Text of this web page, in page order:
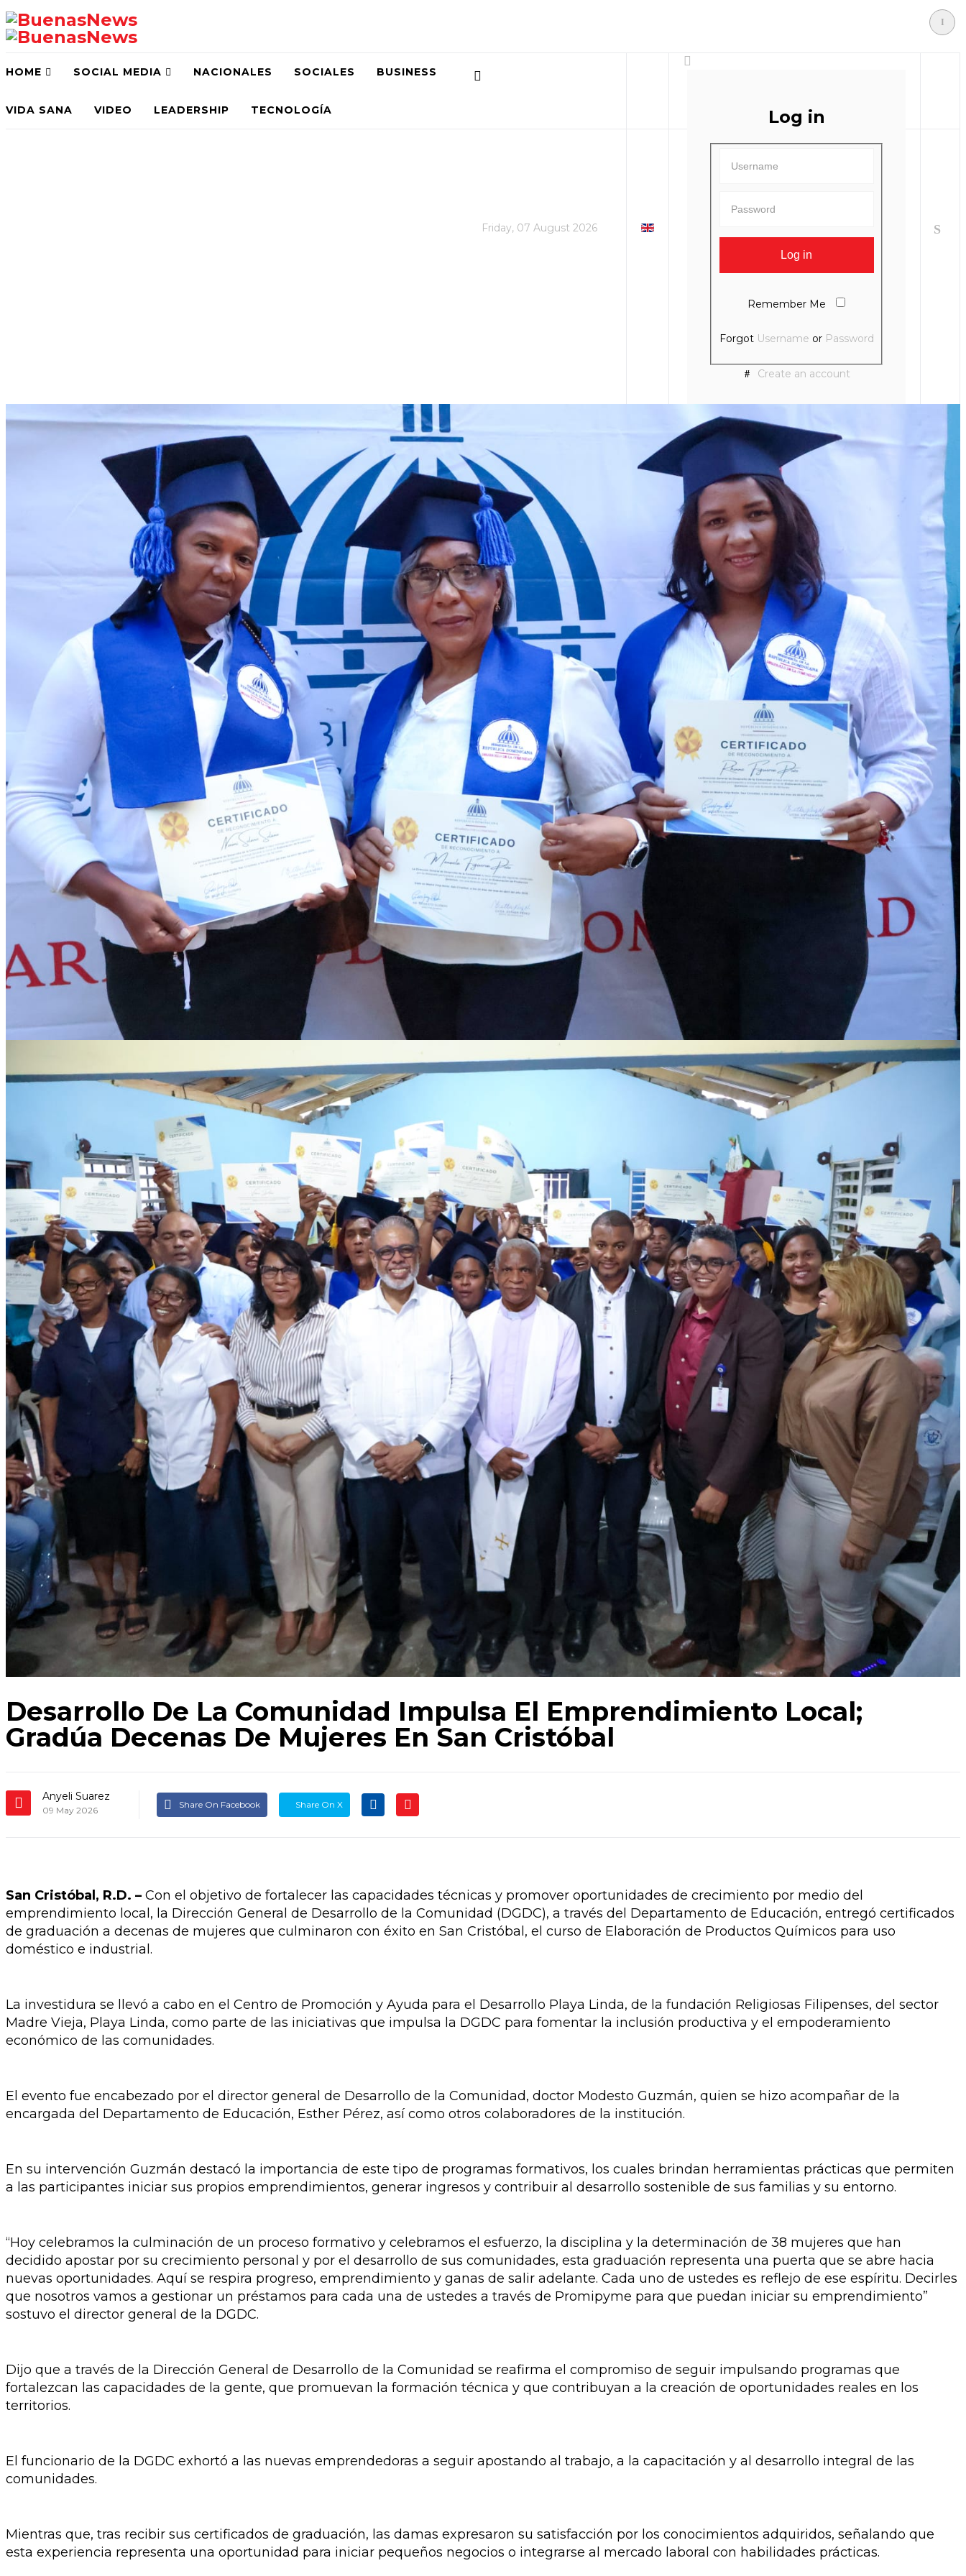
Friday, 07 August 2026
Log in
Remember Me
Forgot Username or Password
Create an account
HOME SOCIAL MEDIA NACIONALES SOCIALES BUSINESS
VIDA SANA VIDEO LEADERSHIP TECNOLOGÍA
Desarrollo De La Comunidad Impulsa El Emprendimiento Local;
Gradúa Decenas De Mujeres En San Cristóbal
Anyeli Suarez
09 May 2026
Share On Facebook Share On X
San Cristóbal, R.D. – Con el objetivo de fortalecer las capacidades técnicas y promover oportunidades de crecimiento por medio del
emprendimiento local, la Dirección General de Desarrollo de la Comunidad (DGDC), a través del Departamento de Educación, entregó certificados
de graduación a decenas de mujeres que culminaron con éxito en San Cristóbal, el curso de Elaboración de Productos Químicos para uso
doméstico e industrial.
La investidura se llevó a cabo en el Centro de Promoción y Ayuda para el Desarrollo Playa Linda, de la fundación Religiosas Filipenses, del sector
Madre Vieja, Playa Linda, como parte de las iniciativas que impulsa la DGDC para fomentar la inclusión productiva y el empoderamiento
económico de las comunidades.
El evento fue encabezado por el director general de Desarrollo de la Comunidad, doctor Modesto Guzmán, quien se hizo acompañar de la
encargada del Departamento de Educación, Esther Pérez, así como otros colaboradores de la institución.
En su intervención Guzmán destacó la importancia de este tipo de programas formativos, los cuales brindan herramientas prácticas que permiten
a las participantes iniciar sus propios emprendimientos, generar ingresos y contribuir al desarrollo sostenible de sus familias y su entorno.
“Hoy celebramos la culminación de un proceso formativo y celebramos el esfuerzo, la disciplina y la determinación de 38 mujeres que han
decidido apostar por su crecimiento personal y por el desarrollo de sus comunidades, esta graduación representa una puerta que se abre hacia
nuevas oportunidades. Aquí se respira progreso, emprendimiento y ganas de salir adelante. Cada uno de ustedes es reflejo de ese espíritu. Decirles
que nosotros vamos a gestionar un préstamos para cada una de ustedes a través de Promipyme para que puedan iniciar su emprendimiento”
sostuvo el director general de la DGDC.
Dijo que a través de la Dirección General de Desarrollo de la Comunidad se reafirma el compromiso de seguir impulsando programas que
fortalezcan las capacidades de la gente, que promuevan la formación técnica y que contribuyan a la creación de oportunidades reales en los
territorios.
El funcionario de la DGDC exhortó a las nuevas emprendedoras a seguir apostando al trabajo, a la capacitación y al desarrollo integral de las
comunidades.
Mientras que, tras recibir sus certificados de graduación, las damas expresaron su satisfacción por los conocimientos adquiridos, señalando que
esta experiencia representa una oportunidad para iniciar pequeños negocios o integrarse al mercado laboral con habilidades prácticas.